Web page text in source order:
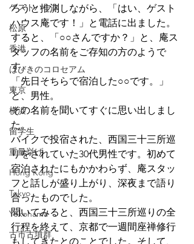
ゲストハウス
松原
香港
はびきのコロセアム
東京
横浜
留学生
重量挙げ
Hong Kong
Tokyo
Yokohama
古市古墳群
ろうと推測しながら、「はい、ゲスト
ハウス庵です！」と電話に出ました。
すると、「○○さんですか？」と、庵ス
タッフの名前をご存知の方のようで
す。
「先日そちらで宿泊した○○です。」
と、男性。
その名前を聞いてすぐに思い出しまし
た。
バイクで投宿された、西国三十三所巡
りをされていた30代男性です。初めて
宿泊されたにもかかわらず、庵スタッ
フと話しが盛り上がり、深夜まで語り
合ったものでした。
聞いてみると、西国三十三所巡りの全
行程を終えて、京都で一週間座禅修行
もしてきたとのことでした。そして、